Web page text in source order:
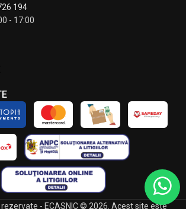
194
- 17:00
- ECASNIC © 2026. Acest site este